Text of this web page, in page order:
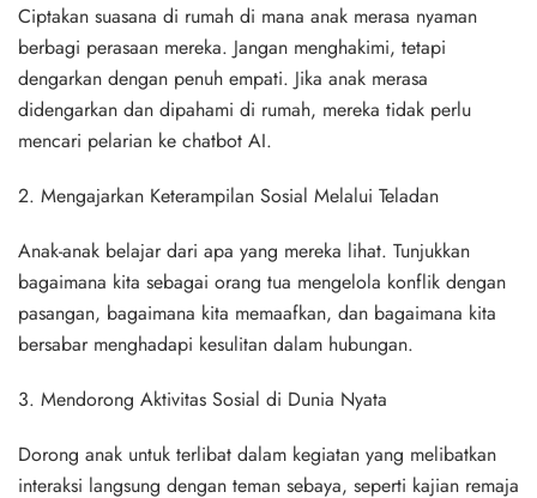
Ciptakan suasana di rumah di mana anak merasa nyaman
berbagi perasaan mereka. Jangan menghakimi, tetapi
dengarkan dengan penuh empati. Jika anak merasa
didengarkan dan dipahami di rumah, mereka tidak perlu
mencari pelarian ke chatbot AI.
2. Mengajarkan Keterampilan Sosial Melalui Teladan
Anak-anak belajar dari apa yang mereka lihat. Tunjukkan
bagaimana kita sebagai orang tua mengelola konflik dengan
pasangan, bagaimana kita memaafkan, dan bagaimana kita
bersabar menghadapi kesulitan dalam hubungan.
3. Mendorong Aktivitas Sosial di Dunia Nyata
Dorong anak untuk terlibat dalam kegiatan yang melibatkan
interaksi langsung dengan teman sebaya, seperti kajian remaja